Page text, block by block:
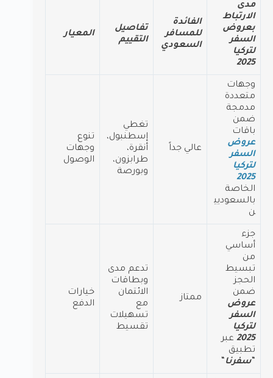
مدى
الارتباط
بعروض
السفر
لتركيا
2025
الفائدة
للمسافر
السعودي
تفاصيل
التقييم
المعيار
وجهات
متعددة
مدمجة
ضمن
باقات
عروض
السفر
لتركيا
2025
الخاصة
بالسعوديي
ن
عالي جداً
تغطي
إسطنبول،
أنقرة،
طرابزون،
وبورصة
تنوع
وجهات
الوصول
جزء
أساسي
من
تبسيط
الحجز
ضمن
عروض
السفر
لتركيا
2025 عبر
تطبيق
سفرنا
ممتاز
تدعم مدى
وبطاقات
الائتمان
مع
تسهيلات
تقسيط
خيارات
الدفع